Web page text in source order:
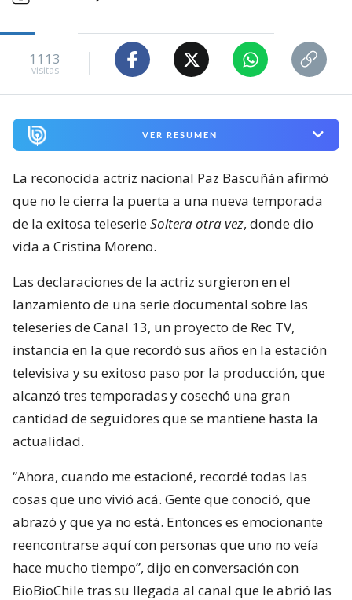
1113
visitas
VER RESUMEN
La reconocida actriz nacional Paz Bascuñán afirmó
que no le cierra la puerta a una nueva temporada
de la exitosa teleserieSoltera otra vez, donde dio
vida a Cristina Moreno.
Las declaraciones de la actriz surgieron en el
lanzamiento de una serie documental sobre las
teleseries de Canal 13, un proyecto de Rec TV,
instancia en la que recordó sus años en la estación
televisiva y su exitoso paso por la producción, que
alcanzó tres temporadas y cosechó una gran
cantidad de seguidores que se mantiene hasta la
actualidad.
“Ahora, cuando me estacioné, recordé todas las
cosas que uno vivió acá. Gente que conoció, que
abrazó y que ya no está. Entonces es emocionante
reencontrarse aquí con personas que uno no veía
hace mucho tiempo”, dijo en conversación con
BioBioChile tras su llegada al canal que le abrió las